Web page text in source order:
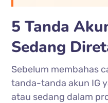
5 Tanda
Sedang
Sebelum membahas
tanda-tanda akun IG
atau sedang dalam